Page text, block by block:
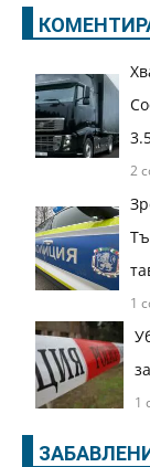
2
1
1